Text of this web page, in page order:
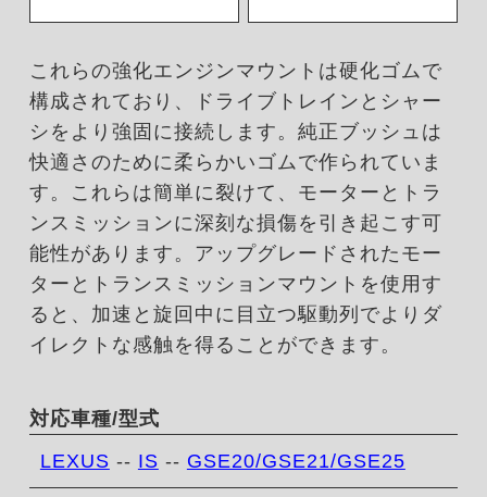
これらの強化エンジンマウントは硬化ゴムで
構成されており、ドライブトレインとシャー
シをより強固に接続します。純正ブッシュは
快適さのために柔らかいゴムで作られていま
す。これらは簡単に裂けて、モーターとトラ
ンスミッションに深刻な損傷を引き起こす可
能性があります。アップグレードされたモー
ターとトランスミッションマウントを使用す
ると、加速と旋回中に目立つ駆動列でよりダ
イレクトな感触を得ることができます。
対応車種/型式
LEXUS -- IS -- GSE20/GSE21/GSE25